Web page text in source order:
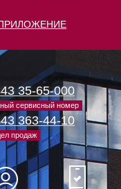
35-65-000
сервисный номер
363-44-10
продаж